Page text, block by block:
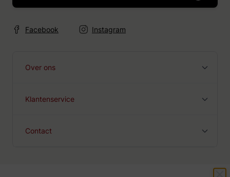
Facebook Instagram
Over ons
Klantenservice
Contact